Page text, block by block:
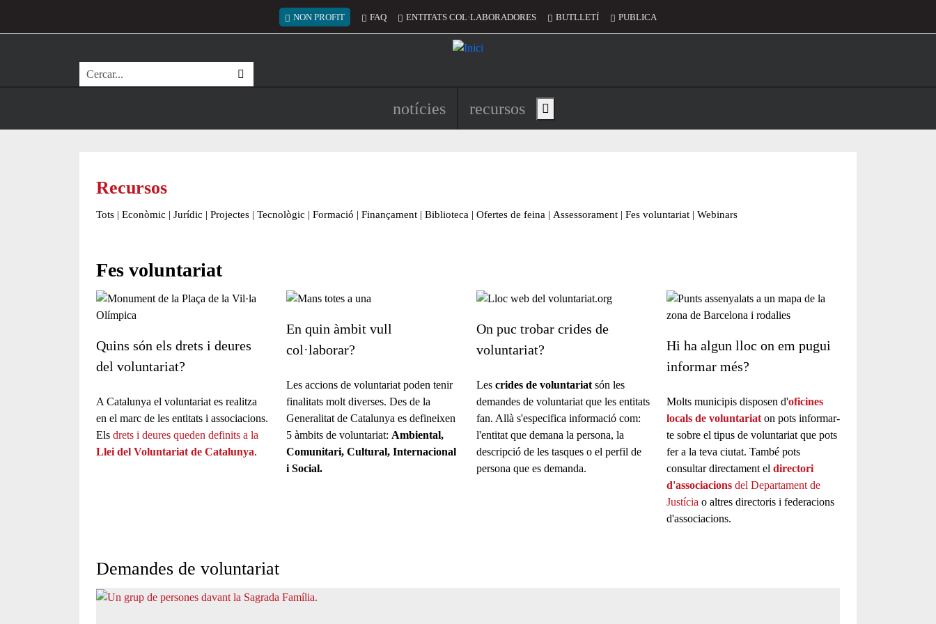
Menú del compte d'usuari
NON PROFIT FAQ ENTITATS COL·LABORADORES BUTLLETÍ PUBLICA
Cerca
Navegació principal de l'encapçalament
notícies recursos Show main menu
Recursos
Tots | Econòmic | Jurídic | Projectes | Tecnològic | Formació | Finançament | Biblioteca | Ofertes de feina | Assessorament | Fes voluntariat | Webinars
Fes voluntariat
Quins són els drets i deures
del voluntariat?
A Catalunya el voluntariat es realitza
en el marc de les entitats i associacions.
Els drets i deures queden definits a la
Llei del Voluntariat de Catalunya.
En quin àmbit vull
col·laborar?
Les accions de voluntariat poden tenir
finalitats molt diverses. Des de la
Generalitat de Catalunya es defineixen
5 àmbits de voluntariat: Ambiental,
Comunitari, Cultural, Internacional
i Social.
On puc trobar crides de
voluntariat?
Les crides de voluntariat són les
demandes de voluntariat que les entitats
fan. Allà s'especifica informació com:
l'entitat que demana la persona, la
descripció de les tasques o el perfil de
persona que es demanda.
Hi ha algun lloc on em pugui
informar més?
Molts municipis disposen d'oficines
locals de voluntariat on pots informar-
te sobre el tipus de voluntariat que pots
fer a la teva ciutat. També pots
consultar directament el directori
d'associacions del Departament de
Justícia o altres directoris i federacions
d'associacions.
Demandes de voluntariat